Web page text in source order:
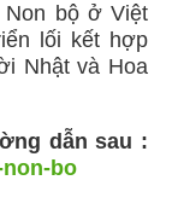
bộ ở Việt
lối kết hợp
Nhật và Hoa
dẫn sau :
bo